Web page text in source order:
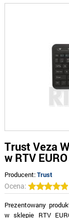
Trust Veza
w RTV
Producent:Trust
Ocena:
Prezentowany
w sklepie RTV